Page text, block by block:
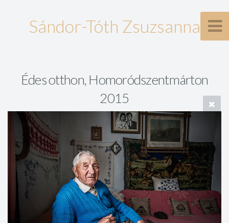
Sándor-Tóth Zsuzsanna
Édes otthon, Homoródszentmárton
2015